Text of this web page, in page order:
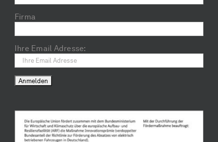
Firma
Ihre Email Adresse: